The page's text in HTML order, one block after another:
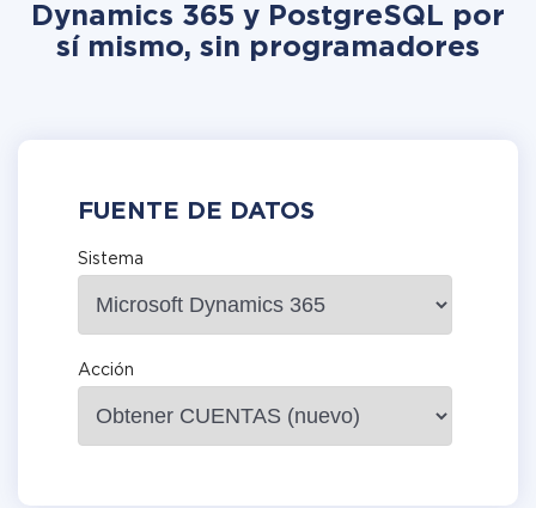
Dynamics 365 y PostgreSQL por
sí mismo, sin programadores
FUENTE DE DATOS
Sistema
Acción